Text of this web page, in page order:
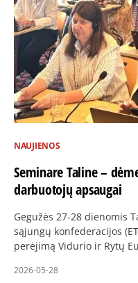
NAUJIENOS
Seminare Taline –
darbuotojų apsaugai
Gegužės 27-28 dienomis
sąjungų konfederacijos
perėjimą Vidurio ir Rytų
2026-05-28